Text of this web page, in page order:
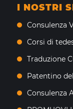
I NOSTRI
Consulenza
Corsi di
Traduzione
Patentino
Consulenza